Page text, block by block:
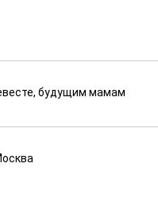
будущим мамам